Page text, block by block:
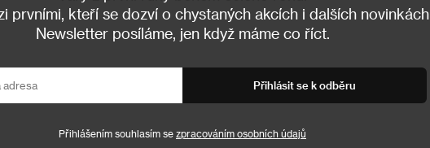
prvními, kteří se dozví o chystaných akcích i dalších novinkách.
Newsletter posíláme, jen když máme co říct.
Přihlásit se k odběru
Přihlášením souhlasím se zpracováním osobních údajů